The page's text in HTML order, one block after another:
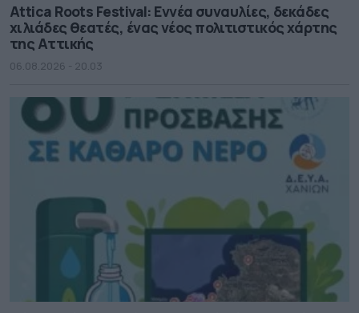
Attica Roots Festival: Εννέα συναυλίες, δεκάδες
χιλιάδες θεατές, ένας νέος πολιτιστικός χάρτης
της Αττικής
06.08.2026 - 20.03